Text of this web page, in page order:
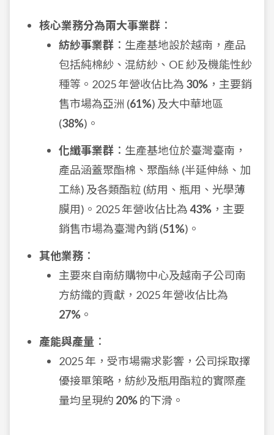
核心業務分為兩大事業群 ：
紡紗事業群 ：生產基地設於越南，產品
包括純棉紗、混紡紗、OE 紗及機能性紗
種等。2025 年營收佔比為 30% ，主要銷
售市場為亞洲 (61%) 及大中華地區
(38%)。
化纖事業群 ：生產基地位於臺灣臺南，
產品涵蓋聚酯棉、聚酯絲 (半延伸絲、加
工絲) 及各類酯粒 (紡用、瓶用、光學薄
膜用)。2025 年營收佔比為43% ，主要
銷售市場為臺灣內銷 (51%)。
其他業務 ：
主要來自南紡購物中心及越南子公司南
方紡織的貢獻，2025 年營收佔比為
27% 。
產能與產量 ：
2025 年，受市場需求影響，公司採取擇
優接單策略，紡紗及瓶用酯粒的實際產
量均呈現約 20%的下滑。